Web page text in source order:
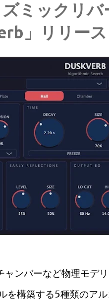
ミックリ
」リリース
ンバーなど物理モデ
を構築する5種類のア